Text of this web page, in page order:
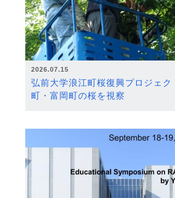
2026.07.15
弘前大学浪江町桜復興プロジェ
町・富岡町の桜を視察